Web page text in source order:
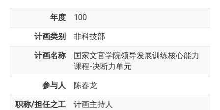
年度 100
计画类别 非科技部
计画名称
国家文官学院领导发展训练核心能力
课程-决断力单元
参与人 陈春龙
职称/担任之工
计画主持人